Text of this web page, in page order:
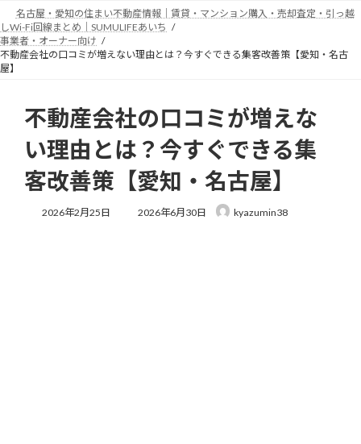
ン
テ
ン
ツ
ビ
ゲ
ー
シ
名古屋・愛知の住まい不動産情報｜賃貸・マンション購入・売却査定・引っ越
しWi-Fi回線まとめ｜SUMULIFEあいち
事業者・オーナー向け
不動産会社の口コミが増えない理由とは？今すぐできる集客改善策【愛知・名古
屋】
不動産会社の口コミが増えな
い理由とは？今すぐできる集
客改善策【愛知・名古屋】
2026年2月25日
最
2026年6月30日 kyazumin38